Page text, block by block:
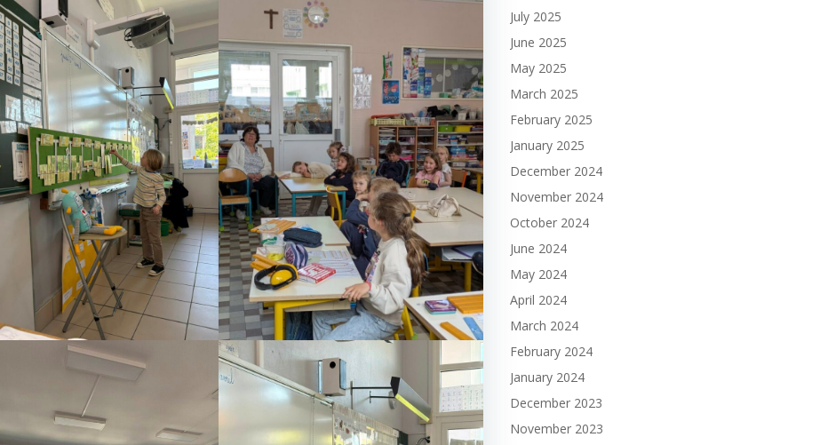
July 2025
June 2025
May 2025
March 2025
February 2025
January 2025
December 2024
November 2024
October 2024
June 2024
May 2024
April 2024
March 2024
February 2024
January 2024
December 2023
November 2023